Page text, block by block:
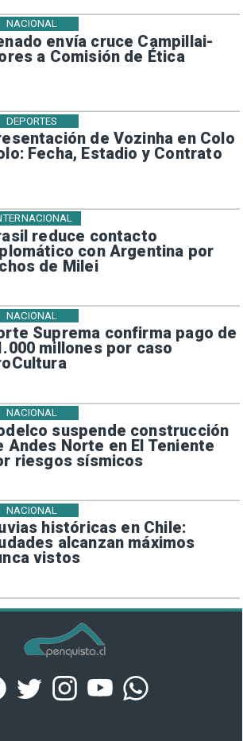
envía cruce Campillai-
a Comisión de Ética
NACIONAL
de Vozinha en Colo
Fecha, Estadio y Contrato
DEPORTES
reduce contacto
con Argentina por
de Milei
Suprema confirma pago de
millones por caso
NACIONAL
suspende construcción
Andes Norte en El Teniente
riesgos sísmicos
NACIONAL
históricas en Chile:
alcanzan máximos
vistos
NACIONAL